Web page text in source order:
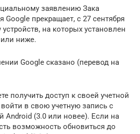
заявлению Зака
Google прекращает, с 27 сентября
на которых установлен
ниже.
Google сказано (перевод на
получить доступ к своей учетной
в свою учетную запись с
Android (3.0 или новее). Если на
возможность обновиться до